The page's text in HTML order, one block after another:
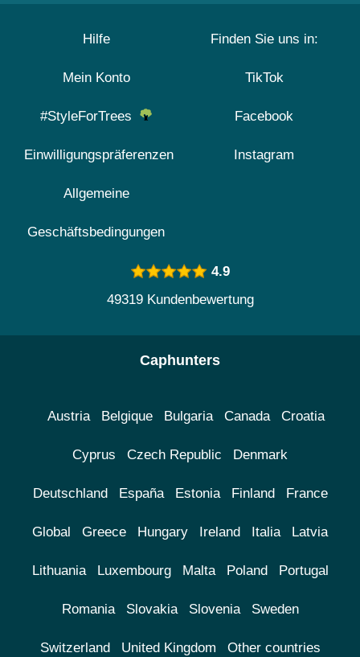
Hilfe
Mein Konto
#StyleForTrees
Einwilligungspräferenzen
Allgemeine
Geschäftsbedingungen
Finden Sie uns in:
TikTok
Facebook
Instagram
4.9
49319 Kundenbewertung
Caphunters
Austria Belgique Bulgaria Canada Croatia
Cyprus Czech Republic Denmark
Deutschland España Estonia Finland France
Global Greece Hungary Ireland Italia Latvia
Lithuania Luxembourg Malta Poland Portugal
Romania Slovakia Slovenia Sweden
Switzerland United Kingdom Other countries